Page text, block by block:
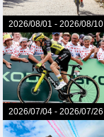
2026/08/01 -2026/08/10
2026/07/04 -2026/07/26